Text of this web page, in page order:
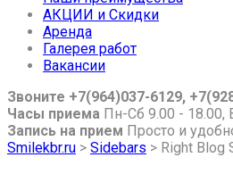
АКЦИИ и Скидки
Аренда
Галерея работ
Вакансии
Звоните +7(964)037-6129,
Часы приема Пн-Сб 9.00 - 18.00,
Запись на прием Просто и
Smilekbr.ru > Sidebars > Right Blog